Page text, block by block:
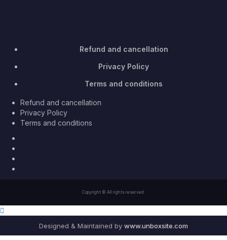
Refund and cancellation
Privacy Policy
Terms and conditions
Refund and cancellation
Privacy Policy
Terms and conditions
Copyright © All rights reserved.
Designed & Maintained by www.unboxsite.com